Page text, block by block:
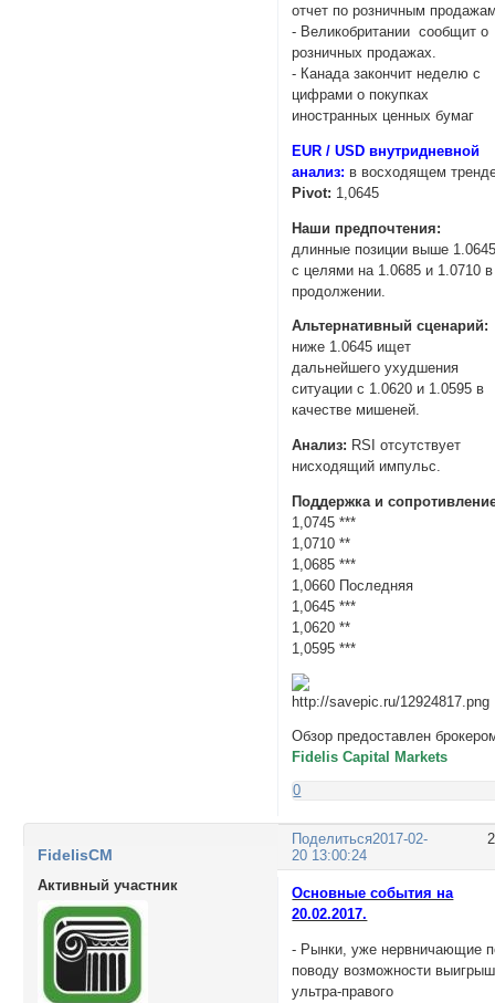
отчет по розничным
- Великобритании сообщит о
розничных продажах.
- Канада закончит неделю с
цифрами о покупках
иностранных ценных бумаг
EUR / USD внутридневной
анализ: в восходящем
Pivot: 1,0645
Наши предпочтения:
длинные позиции выше
с целями на 1.0685 и 1.0710 в
продолжении.
Альтернативный сценарий:
ниже 1.0645 ищет
дальнейшего ухудшения
ситуации с 1.0620 и 1.0595 в
качестве мишеней.
Анализ: RSI отсутствует
нисходящий импульс.
Поддержка и
1,0745 ***
1,0710 **
1,0685 ***
1,0660 Последняя
1,0645 ***
1,0620 **
1,0595 ***
Обзор предоставлен
Fidelis Capital Markets
0
Поделиться2017-02-
20 13:00:24
FidelisCM
Активный участник
Основные события на
20.02.2017.
- Рынки, уже нервничающие
поводу возможности
ультра-правого